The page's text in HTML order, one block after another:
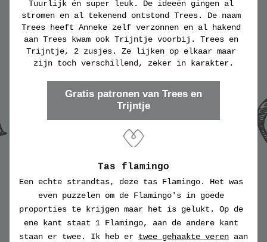
Tuurlijk én super leuk. De ideeën gingen al
stromen en al tekenend ontstond Trees. De naam
Trees heeft Anneke zelf verzonnen en al hakend
aan Trees kwam ook Trijntje voorbij. Trees en
Trijntje, 2 zusjes. Ze lijken op elkaar maar
zijn toch verschillend, zeker in karakter.
Gratis patronen van Trees en
Trijntje
Tas flamingo
Een echte strandtas, deze tas Flamingo. Het was
even puzzelen om de Flamingo's in goede
proporties te krijgen maar het is gelukt. Op de
ene kant staat 1 Flamingo, aan de andere kant
staan er twee. Ik heb er twee gehaakte veren aan